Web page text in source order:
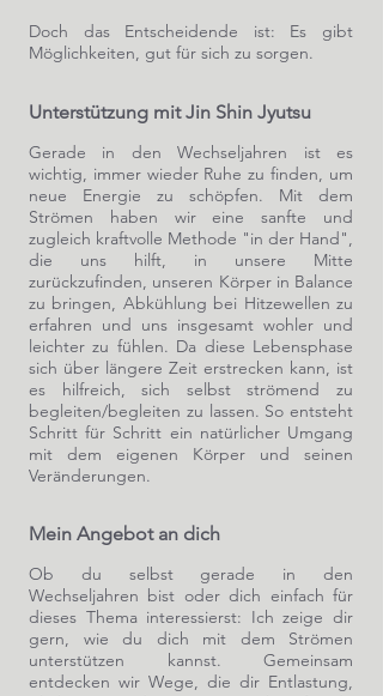
Doch das Entscheidende ist: Es gibt
Möglichkeiten, gut für sich zu sorgen.
Unterstützung mit Jin Shin Jyutsu
Gerade in den Wechseljahren ist es
wichtig, immer wieder Ruhe zu finden, um
neue Energie zu schöpfen. Mit dem
Strömen haben wir eine sanfte und
zugleich kraftvolle Methode "in der Hand",
die uns hilft, in unsere Mitte
zurückzufinden, unseren Körper in Balance
zu bringen, Abkühlung bei Hitzewellen zu
erfahren und uns insgesamt wohler und
leichter zu fühlen. Da diese Lebensphase
sich über längere Zeit erstrecken kann, ist
es hilfreich, sich selbst strömend zu
begleiten/begleiten zu lassen. So entsteht
Schritt für Schritt ein natürlicher Umgang
mit dem eigenen Körper und seinen
Veränderungen.
Mein Angebot an dich
Ob du selbst gerade in den
Wechseljahren bist oder dich einfach für
dieses Thema interessierst: Ich zeige dir
gern, wie du dich mit dem Strömen
unterstützen kannst. Gemeinsam
entdecken wir Wege, die dir Entlastung,